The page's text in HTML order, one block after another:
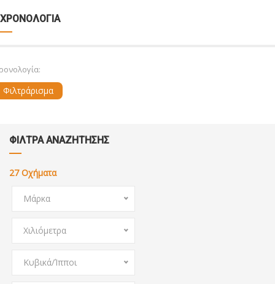
ΧΡΟΝΟΛΟΓΙΑ
Φιλτράρισμα
ΦΙΛΤΡΑ ΑΝΑΖΗΤΗΣΗΣ
27 Οχήματα
Μάρκα
Χιλιόμετρα
Κυβικά/Ίπποι